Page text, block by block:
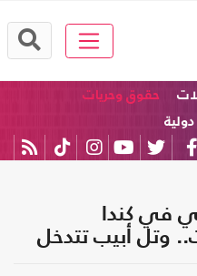
حقوق وحريات
في كندا
وتل أبيب تتدخل